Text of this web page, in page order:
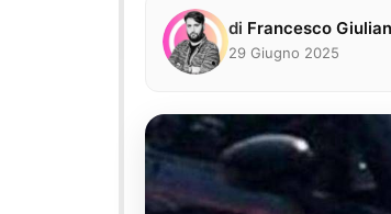
di Francesco
29 Giugno 2025